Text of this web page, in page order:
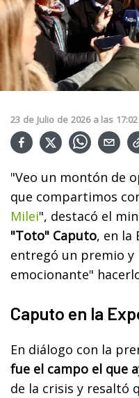
23 de Julio de 2026 a las 17:02
"Veo un montón de
que compartimos
Milei", destacó el
"Toto" Caputo, en la
entregó un premio
emocionante"
Caputo en la
En diálogo con la
fue el campo el que
de la crisis y resaltó